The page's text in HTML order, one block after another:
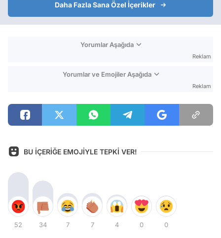
Daha Fazla Sana Özel İçerikler
Yorumlar Aşağıda
Reklam
Yorumlar ve Emojiler Aşağıda
Reklam
BU İÇERİĞE EMOJİYLE TEPKİ VER!
52 34 7 7 4 0 0